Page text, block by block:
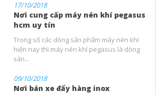
17/10/2018
Nơi cung cấp máy nén khí pegasus
hcm uy tín
Trong số các dòng sản phẩm máy nén khí
hiện nay thì máy nén khí pegasus là dòng
sản...
09/10/2018
Nơi bán xe đẩy hàng inox